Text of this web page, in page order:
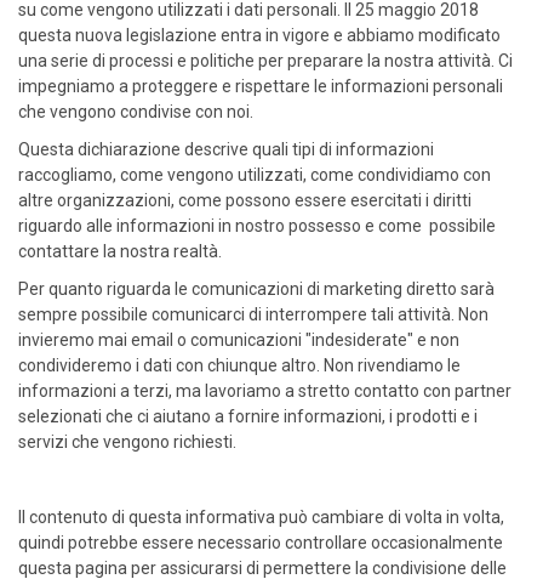
su come vengono utilizzati i dati personali. Il 25 maggio 2018
questa nuova legislazione entra in vigore e abbiamo modificato
una serie di processi e politiche per preparare la nostra attività. Ci
impegniamo a proteggere e rispettare le informazioni personali
che vengono condivise con noi.
Questa dichiarazione descrive quali tipi di informazioni
raccogliamo, come vengono utilizzati, come condividiamo con
altre organizzazioni, come possono essere esercitati i diritti
riguardo alle informazioni in nostro possesso e come possibile
contattare la nostra realtà.
Per quanto riguarda le comunicazioni di marketing diretto sarà
sempre possibile comunicarci di interrompere tali attività. Non
invieremo mai email o comunicazioni "indesiderate" e non
condivideremo i dati con chiunque altro. Non rivendiamo le
informazioni a terzi, ma lavoriamo a stretto contatto con partner
selezionati che ci aiutano a fornire informazioni, i prodotti e i
servizi che vengono richiesti.
Il contenuto di questa informativa può cambiare di volta in volta,
quindi potrebbe essere necessario controllare occasionalmente
questa pagina per assicurarsi di permettere la condivisione delle